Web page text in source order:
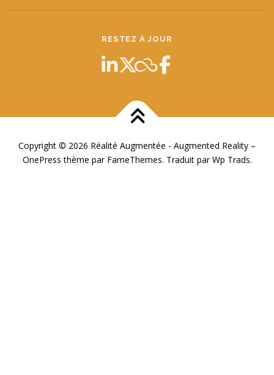
RESTEZ À JOUR
Copyright © 2026 Réalité Augmentée - Augmented Reality –
OnePress thème par FameThemes. Traduit par Wp Trads.